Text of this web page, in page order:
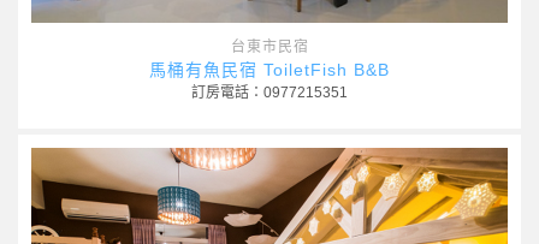
台東市民宿
馬桶有魚民宿 ToiletFish B&B
訂房電話：0977215351